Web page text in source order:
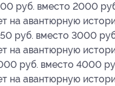
руб. вместо 2000
на авантюрную
руб. вместо 3000
на авантюрную
руб. вместо 4000
на авантюрную